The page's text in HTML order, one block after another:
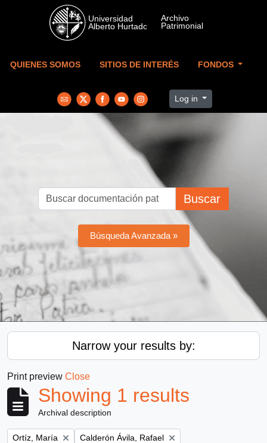
Skip to main content
QUIENES SOMOS SITIOS DE INTERÉS FONDOS
Log in
Buscar
Búsqueda Avanzada »
Narrow your results by:
Print preview Close
Showing 1 results
Archival description
Remove filter:
Ortíz, María Remove filter:
Calderón Ávila, Rafael